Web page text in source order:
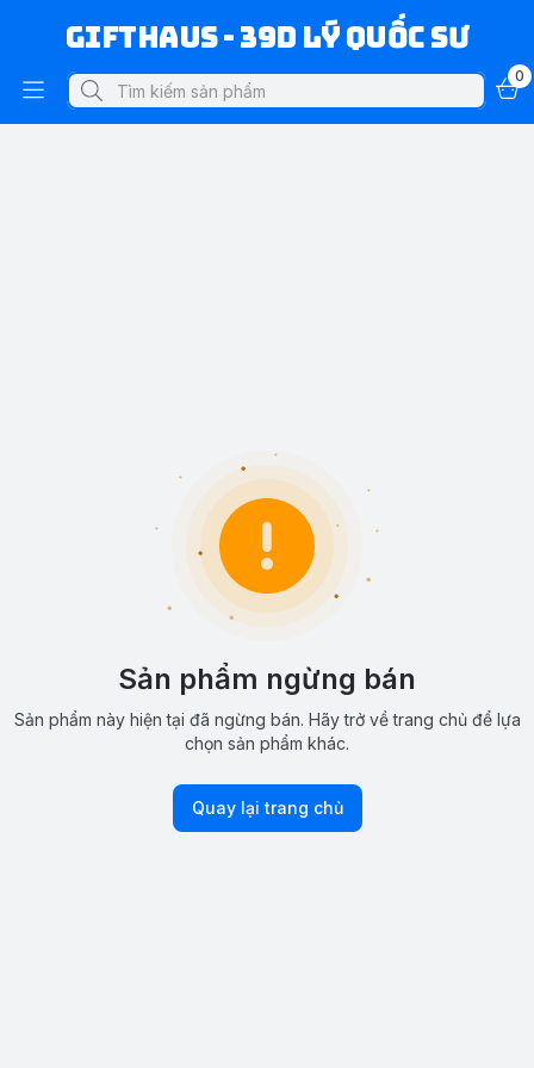
Gifthaus - 39D Lý Quốc Sư
0
Sản phẩm ngừng bán
Sản phẩm này hiện tại đã ngừng bán. Hãy trở về trang chủ để lựa
chọn sản phẩm khác.
Quay lại trang chủ